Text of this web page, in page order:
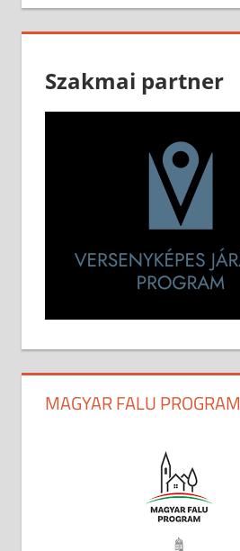
Szakmai partner
MAGYAR FALU PROGRAM